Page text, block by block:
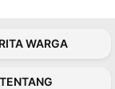
WARGA
TENTANG